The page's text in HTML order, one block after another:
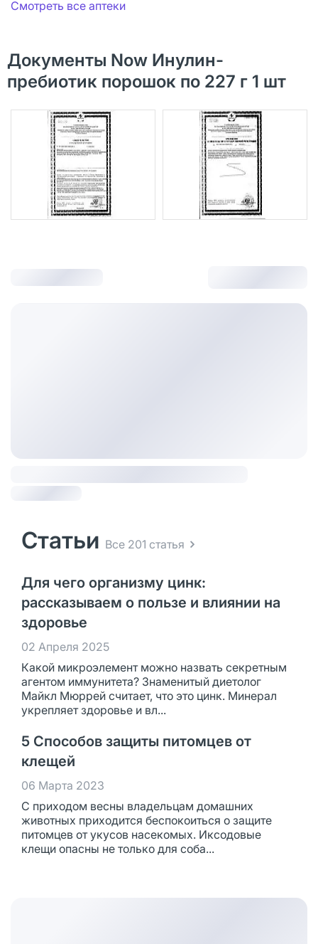
Смотреть все аптеки
Документы Now Инулин-
пребиотик порошок по 227 г 1 шт
Статьи Все 201 статья
Для чего организму цинк:
рассказываем о пользе и влиянии на
здоровье
02 Апреля 2025
Какой микроэлемент можно назвать секретным
агентом иммунитета? Знаменитый диетолог
Майкл Мюррей считает, что это цинк. Минерал
укрепляет здоровье и вл...
5 Способов защиты питомцев от
клещей
06 Марта 2023
С приходом весны владельцам домашних
животных приходится беспокоиться о защите
питомцев от укусов насекомых. Иксодовые
клещи опасны не только для соба...